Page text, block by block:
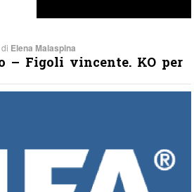
Elena Malaspina
– Figoli vincente. KO per